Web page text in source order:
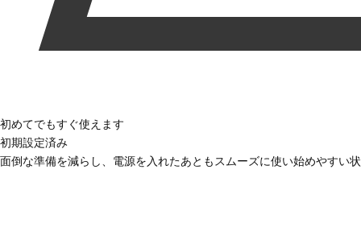
初めてでもすぐ使えます
初期設定済み
面倒な準備を減らし、電源を入れたあともスムーズに使い始めやすい